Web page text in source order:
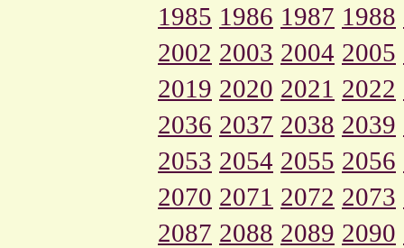
1985 1986 1987 1988
2002 2003 2004 2005
2019 2020 2021 2022
2036 2037 2038 2039
2053 2054 2055 2056
2070 2071 2072 2073
2087 2088 2089 2090